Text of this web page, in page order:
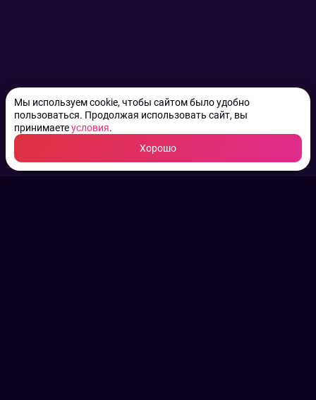
Мы используем cookie, чтобы сайтом было удобно
пользоваться. Продолжая использовать сайт, вы
принимаетеусловия.
Хорошо